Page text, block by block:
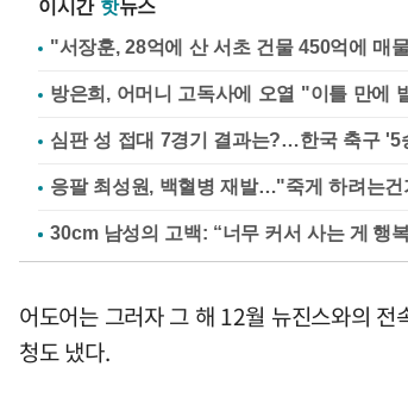
이시간 핫뉴스
"서장훈, 28억에 산 서초 건물 450억에 매
방은희, 어머니 고독사에 오열 "이틀 만에
심판 성 접대 7경기 결과는?…한국 축구 '5
응팔 최성원, 백혈병 재발…"죽게 하려는건
어도어는 그러자 그 해 12월 뉴진스와의
청도 냈다.